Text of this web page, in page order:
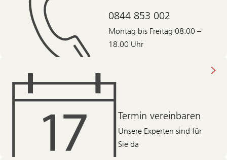
0844 853 002
Montag bis Freitag 08.00 –
18.00 Uhr
Termin vereinbaren
Unsere Experten sind für
Sie da